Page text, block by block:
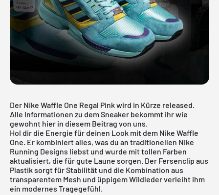
Der Nike Waffle One Regal Pink wird in Kürze released.
Alle Informationen zu dem Sneaker bekommt ihr wie
gewohnt hier in diesem Beitrag von uns.
Hol dir die Energie für deinen Look mit dem Nike Waffle
One. Er kombiniert alles, was du an traditionellen Nike
Running Designs liebst und wurde mit tollen Farben
aktualisiert, die für gute Laune sorgen. Der Fersenclip aus
Plastik sorgt für Stabilität und die Kombination aus
transparentem Mesh und üppigem Wildleder verleiht ihm
ein modernes Tragegefühl.